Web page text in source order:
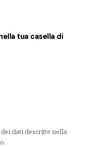
tua casella di
dati descritte nella